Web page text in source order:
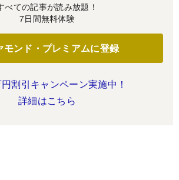
べての記事が読み放題！
7日間無料体験
モンド・プレミアムに登録
割引キャンペーン実施中！
詳細はこちら